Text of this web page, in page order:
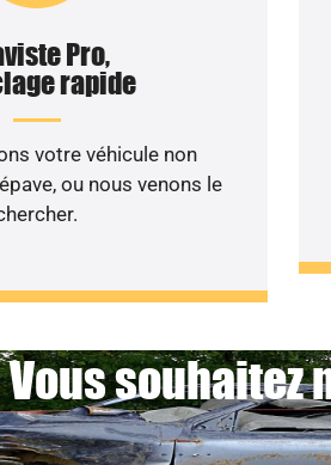
Pro,
rapide
votre véhicule non
ou nous venons le
Vous souhaitez